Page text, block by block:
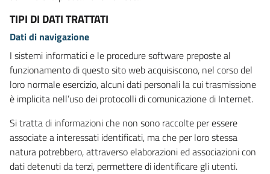
TIPI DI DATI TRATTATI
Dati di navigazione
I sistemi informatici e le procedure software preposte al
funzionamento di questo sito web acquisiscono, nel corso del
loro normale esercizio, alcuni dati personali la cui trasmissione
è implicita nell’uso dei protocolli di comunicazione di Internet.
Si tratta di informazioni che non sono raccolte per essere
associate a interessati identificati, ma che per loro stessa
natura potrebbero, attraverso elaborazioni ed associazioni con
dati detenuti da terzi, permettere di identificare gli utenti.